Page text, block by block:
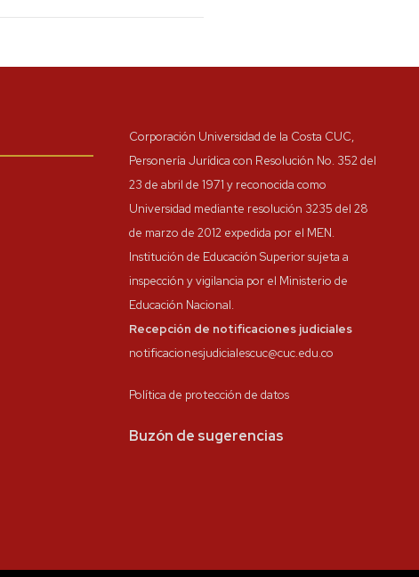
Corporación Universidad de la Costa CUC,
Personería Jurídica con Resolución No. 352 del
23 de abril de 1971 y reconocida como
Universidad mediante resolución 3235 del 28
de marzo de 2012 expedida por el MEN.
Institución de Educación Superior sujeta a
inspección y vigilancia por el Ministerio de
Educación Nacional.
Recepción de notificaciones judiciales
notificacionesjudicialescuc@cuc.edu.co
Política de protección de datos
Buzón de sugerencias